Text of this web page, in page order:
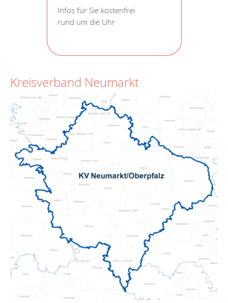
Infos für Sie kostenfrei
rund um die Uhr
Kreisverband Neumarkt